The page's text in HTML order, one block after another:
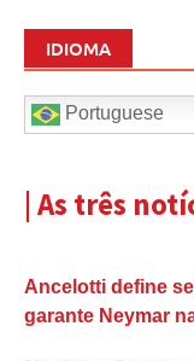
IDIOMA
Portuguese
| As três
Ancelotti define
garante Neymar